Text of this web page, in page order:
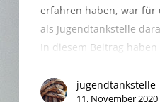
erfahren haben, war für
als Jugendtankstelle
In diesem Beitrag haben
jugendtankstelle
11. November 2020